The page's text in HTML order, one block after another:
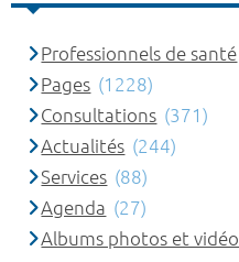
Professionnels de santé
Pages (1228)
Consultations (371)
Actualités (244)
Services (88)
Agenda (27)
Albums photos et vidéo